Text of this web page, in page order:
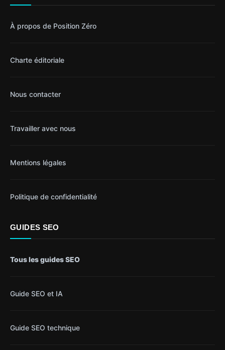
À propos de Position Zéro
Charte éditoriale
Nous contacter
Travailler avec nous
Mentions légales
Politique de confidentialité
GUIDES SEO
Tous les guides SEO
Guide SEO et IA
Guide SEO technique